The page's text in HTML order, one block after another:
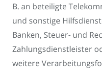
B. an beteiligte
und sonstige
Banken, Steuer- und
Zahlungsdienstleister
weitere